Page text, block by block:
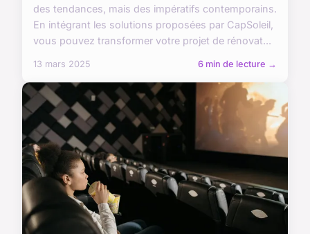
des tendances, mais des impératifs contemporains.
En intégrant les solutions proposées par CapSoleil,
vous pouvez transformer votre projet de rénovat...
13 mars 2025 6 min de lecture →